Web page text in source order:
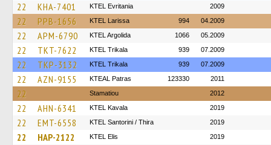
22 KHA-7401 ΚΤΕL Evritania 2009
22 PPB-1656 KTEL Larissa 994 04.2009
22 APM-6790 KTEL Argolida 1066 05.2009
22 TKT-7622 ΚΤΕL Τrikala 939 07.2009
22 TKP-3132 ΚΤΕL Τrikala 939 07.2009
22 AZN-9155 KTEAL Patras 123330 2011
22 Stamatiou 2012
22 AHN-6341 KTEL Kavala 2019
22 EMT-6558 KTEL Santorini / Thira 2019
22 HAP-2122 KTEL Elis 2019